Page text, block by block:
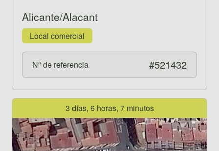
Alicante/Alacant
Local comercial
Nº de referencia #521432
Ver propiedad 5214523 días, 6 horas, 7 minutos